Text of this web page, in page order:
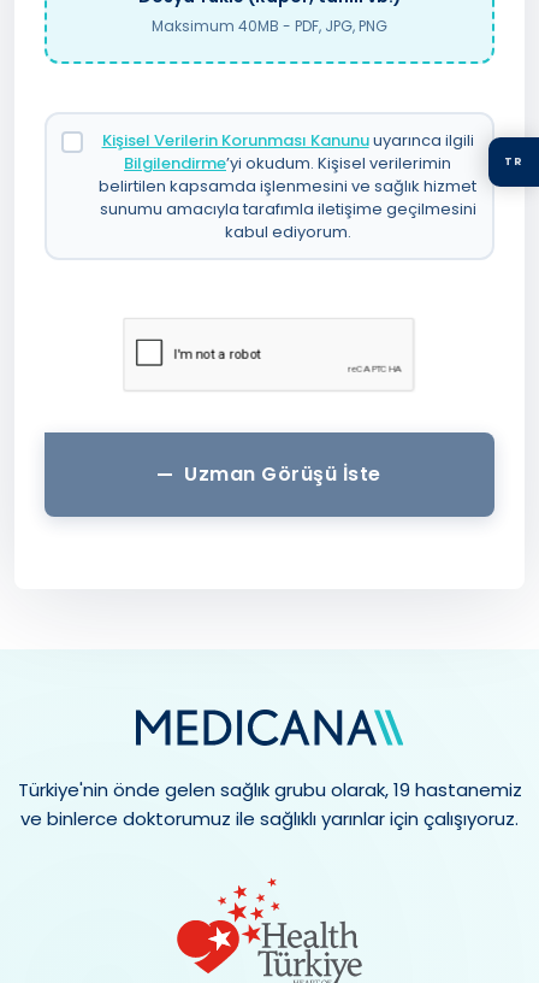
TR
Maksimum 40MB - PDF, JPG, PNG
Kişisel Verilerin Korunması Kanunuuyarınca ilgili
Bilgilendirme’yi okudum. Kişisel verilerimin
belirtilen kapsamda işlenmesini ve sağlık hizmet
sunumu amacıyla tarafımla iletişime geçilmesini
kabul ediyorum.
Uzman Görüşü İste
Türkiye'nin önde gelen sağlık grubu olarak, 19 hastanemiz
ve binlerce doktorumuz ile sağlıklı yarınlar için çalışıyoruz.